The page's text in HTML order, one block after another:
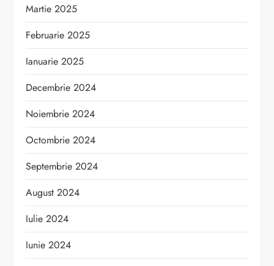
Martie 2025
Februarie 2025
Ianuarie 2025
Decembrie 2024
Noiembrie 2024
Octombrie 2024
Septembrie 2024
August 2024
Iulie 2024
Iunie 2024